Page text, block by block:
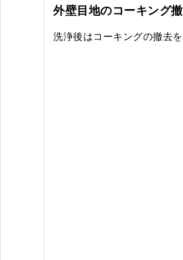
外壁目地のコーキング
洗浄後はコーキングの撤去を